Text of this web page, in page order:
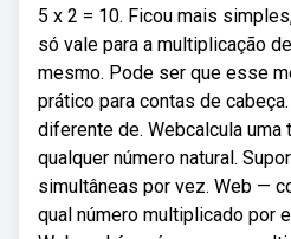
5 x 2 = 10. Ficou mais
só vale para a multiplicação
mesmo. Pode ser que esse
prático para contas de
diferente de. Webcalcula uma
qualquer número natural.
simultâneas por vez. Web —
qual número multiplicado por